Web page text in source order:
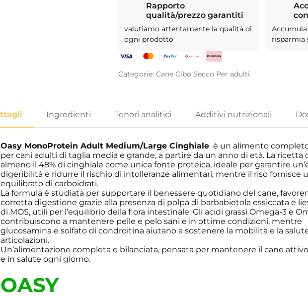
Rapporto
qualità/prezzo garantiti
valutiamo attentamente la qualità di
ogni prodotto
Accumula
risparmia
Categorie:Cane Cibo Secco Per adulti
Oasy MonoProtein Adult Medium/Large Cinghiale è un alimento
per cani adulti di taglia media e grande, a partire da un anno di età. La ricetta
almeno il 48% di cinghiale come unica fonte proteica, ideale per garantire
digeribilità e ridurre il rischio di intolleranze alimentari, mentre il riso fornisce
equilibrato di carboidrati.
La formula è studiata per supportare il benessere quotidiano del cane,
corretta digestione grazie alla presenza di polpa di barbabietola essiccata e
di MOS, utili per l’equilibrio della flora intestinale. Gli acidi grassi Omega-3 e
contribuiscono a mantenere pelle e pelo sani e in ottime condizioni, mentre
glucosamina e solfato di condroitina aiutano a sostenere la mobilità e la
articolazioni.
Un’alimentazione completa e bilanciata, pensata per mantenere il cane
e in salute ogni giorno.
OASY